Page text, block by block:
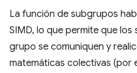
La función de subgrupos
SIMD, lo que permite que
grupo se comuniquen y
matemáticas colectivas (por